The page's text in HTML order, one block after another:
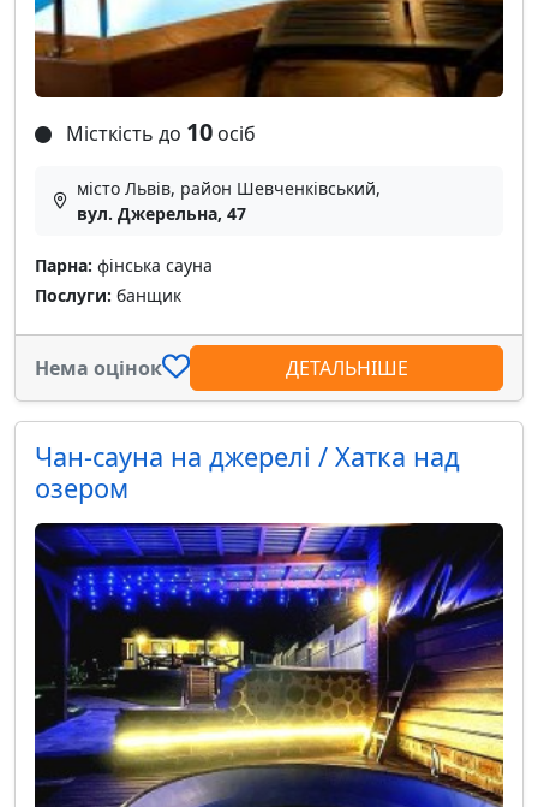
Місткість до 10 осіб
місто Львів, район Шевченківський,
вул. Джерельна, 47
Парна: фінська сауна
Послуги: банщик
Нема оцінок ДЕТАЛЬНІШЕ
Чан-сауна на джерелі / Хатка над
озером